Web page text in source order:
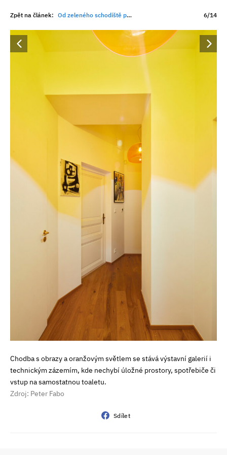
Zpět na článek: Od zeleného schodiště po sběratelské sklo. Byt v centru Prahy překvapuje na každém kroku 6/14
Chodba s obrazy a oranžovým světlem se stává výstavní galerií i
technickým zázemím, kde nechybí úložné prostory, spotřebiče či
vstup na samostatnou toaletu.
Zdroj: Peter Fabo
Sdílet